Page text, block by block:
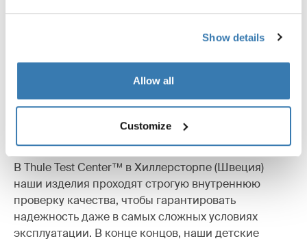
Show details
Allow all
Customize
Технические характеристики
Toggle guides and instructions
Максимально протестировано
В Thule Test Center™ в Хиллерсторпе (Швеция)
наши изделия проходят строгую внутреннюю
проверку качества, чтобы гарантировать
надежность даже в самых сложных условиях
эксплуатации. В конце концов, наши детские